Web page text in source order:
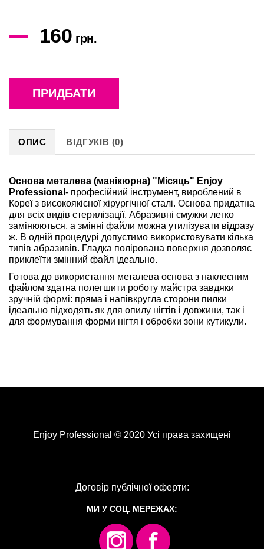
160 грн.
ПРИДБАТИ
ОПИС ВІДГУКІВ (0)
Основа металева (манікюрна) "Місяць" Enjoy
Professional - професійний інструмент, вироблений в
Кореї з високоякісної хірургічної сталі. Основа придатна
для всіх видів стерилізації. Абразивні смужки легко
замінюються, а змінні файли можна утилізувати відразу
ж. В одній процедурі допустимо використовувати кілька
типів абразивів. Гладка полірована поверхня дозволяє
приклеїти змінний файл ідеально.
Готова до використання металева основа з наклеєним
файлом здатна полегшити роботу майстра завдяки
зручній формі: пряма і напівкругла сторони пилки
ідеально підходять як для опилу нігтів і довжини, так і
для формування форми нігтя і обробки зони кутикули.
Enjoy Professional © 2020 Усі права захищені
Договір публічної оферти:
МИ У СОЦ. МЕРЕЖАХ: